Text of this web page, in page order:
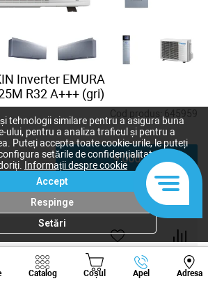
Inverter EMURA
R32 A+++ (gri)
Cod produs: 645959
9 000
Catalog Coșul Apel Adresa
Viber Whatsapp
tehnologii similare pentru a asigura buna
ului, pentru a analiza traficul și pentru a
Puteți accepta toate cookie-urile, le puteți
setările de confidențialitate după
Informații despre cookie
Accept
Respinge
Setări